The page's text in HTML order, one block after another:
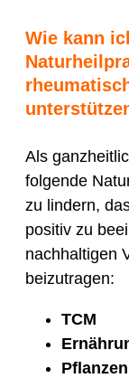
Wie kann
Als
folgende
zu lindern,
positiv zu
nachhaltigen
beizutragen:
TCM